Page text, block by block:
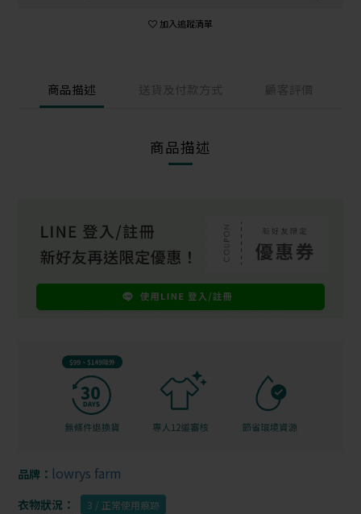
加入追蹤清單
商品描述 送貨及付款方式 顧客評價
商品描述
品牌： lowrys farm
衣物狀況： 3 / 正常使用痕跡